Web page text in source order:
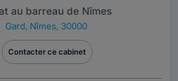
au barreau de Nîmes
Gard, Nîmes, 30000
Contacter ce cabinet